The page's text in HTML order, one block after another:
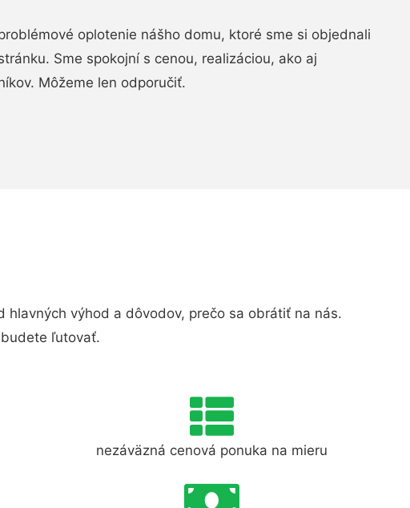
oplotenie nášho domu, ktoré sme si objednali
Sme spokojní s cenou, realizáciou, ako aj
Môžeme len odporučiť.
výhod a dôvodov, prečo sa obrátiť na nás.
ľutovať.
nezáväzná cenová ponuka na mieru